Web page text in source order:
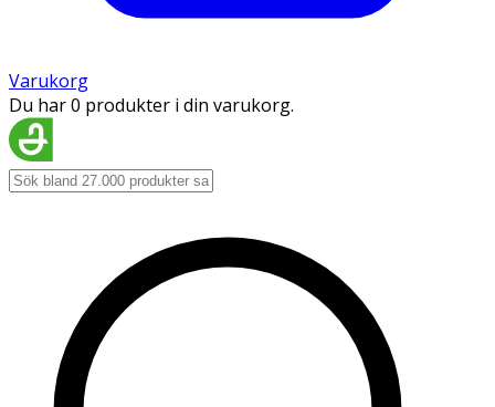
Varukorg
Du har 0 produkter i din varukorg.